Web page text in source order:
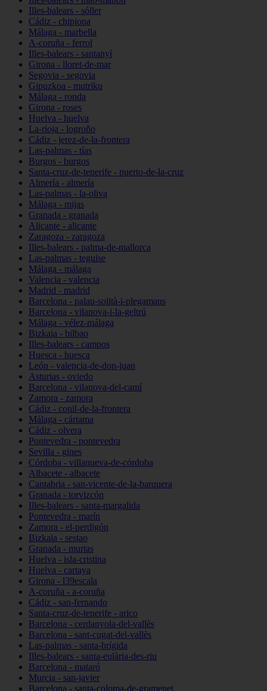
Illes-balears - sóller
Cádiz - chipiona
Málaga - marbella
A-coruña - ferrol
Illes-balears - santanyí
Girona - lloret-de-mar
Segovia - segovia
Gipuzkoa - mutriku
Málaga - ronda
Girona - roses
Huelva - huelva
La-rioja - logroño
Cádiz - jerez-de-la-frontera
Las-palmas - tías
Burgos - burgos
Santa-cruz-de-tenerife - puerto-de-la-cruz
Almería - almería
Las-palmas - la-oliva
Málaga - mijas
Granada - granada
Alicante - alicante
Zaragoza - zaragoza
Illes-balears - palma-de-mallorca
Las-palmas - teguise
Málaga - málaga
Valencia - valencia
Madrid - madrid
Barcelona - palau-solità-i-plegamans
Barcelona - vilanova-i-la-geltrú
Málaga - vélez-málaga
Bizkaia - bilbao
Illes-balears - campos
Huesca - huesca
León - valencia-de-don-juan
Asturias - oviedo
Barcelona - vilanova-del-camí
Zamora - zamora
Cádiz - conil-de-la-frontera
Málaga - cártama
Cádiz - olvera
Pontevedra - pontevedra
Sevilla - gines
Córdoba - villanueva-de-córdoba
Albacete - albacete
Cantabria - san-vicente-de-la-barquera
Granada - torvizcón
Illes-balears - santa-margalida
Pontevedra - marín
Zamora - el-perdigón
Bizkaia - sestao
Granada - murtas
Huelva - isla-cristina
Huelva - cartaya
Girona - l39escala
A-coruña - a-coruña
Cádiz - san-fernando
Santa-cruz-de-tenerife - arico
Barcelona - cerdanyola-del-vallès
Barcelona - sant-cugat-del-vallès
Las-palmas - santa-brígida
Illes-balears - santa-eulària-des-riu
Barcelona - mataró
Murcia - san-javier
Barcelona - santa-coloma-de-gramenet